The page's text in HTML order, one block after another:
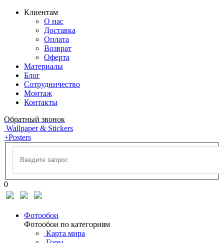
Клиентам
О нас
Доставка
Оплата
Возврат
Оферта
Материалы
Блог
Сотрудничество
Монтаж
Контакты
Обратный звонок
Wallpaper & Stickers
+Posters
0
Фотообои
Фотообои по категориям
Карта мира